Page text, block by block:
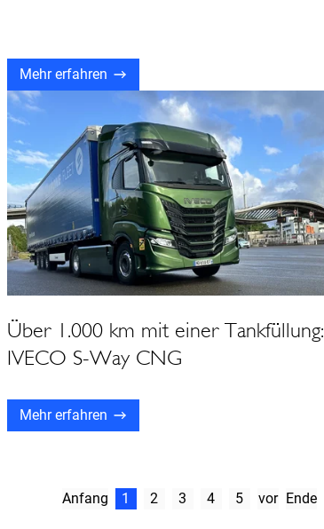
Mehr erfahren
Über 1.000 km mit einer Tankfüllung:
IVECO S-Way CNG
Mehr erfahren
Anfang 1 2 3 4 5 vor Ende